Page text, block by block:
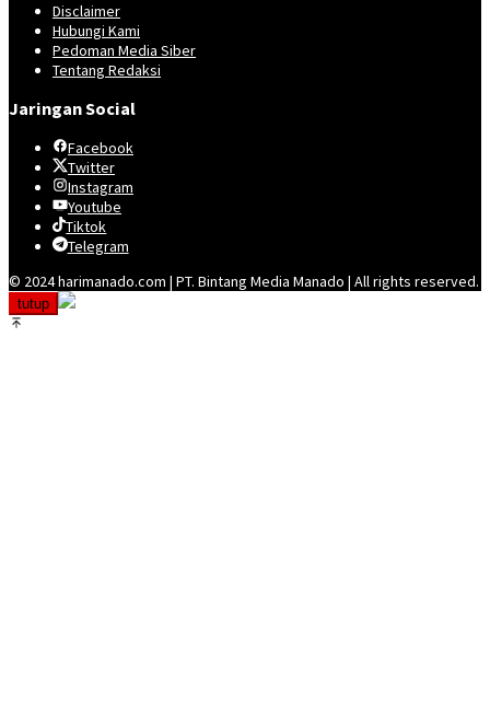
Disclaimer
Hubungi Kami
Pedoman Media Siber
Tentang Redaksi
Jaringan Social
Facebook
Twitter
Instagram
Youtube
Tiktok
Telegram
© 2024 harimanado.com | PT. Bintang Media Manado | All rights reserved.
tutup